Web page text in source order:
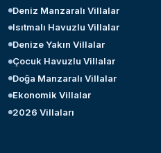
Deniz Manzaralı Villalar
Isıtmalı Havuzlu Villalar
Denize Yakın Villalar
Çocuk Havuzlu Villalar
Doğa Manzaralı Villalar
Ekonomik Villalar
2026 Villaları